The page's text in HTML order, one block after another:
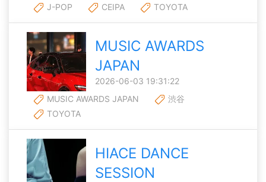
J-POP CEIPA TOYOTA
MUSIC AWARDS
JAPAN
2026-06-03 19:31:22
MUSIC AWARDS JAPAN
渋谷
TOYOTA
HIACE DANCE
SESSION